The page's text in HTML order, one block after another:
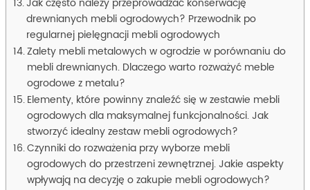
Jak często należy przeprowadzać konserwację
drewnianych mebli ogrodowych? Przewodnik po
regularnej pielęgnacji mebli ogrodowych
Zalety mebli metalowych w ogrodzie w porównaniu do
mebli drewnianych. Dlaczego warto rozważyć meble
ogrodowe z metalu?
Elementy, które powinny znaleźć się w zestawie mebli
ogrodowych dla maksymalnej funkcjonalności. Jak
stworzyć idealny zestaw mebli ogrodowych?
Czynniki do rozważenia przy wyborze mebli
ogrodowych do przestrzeni zewnętrznej. Jakie aspekty
wpływają na decyzję o zakupie mebli ogrodowych?